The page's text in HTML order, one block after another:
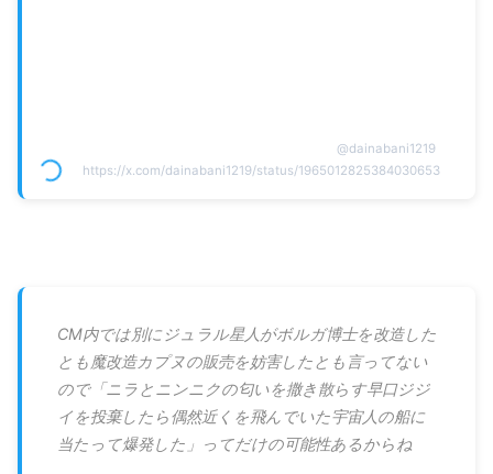
@dainabani1219
https://x.com/dainabani1219/status/1965012825384030653
CM内では別にジュラル星人がボルガ博士を改造した
とも魔改造カプヌの販売を妨害したとも言ってない
ので「ニラとニンニクの匂いを撒き散らす早口ジジ
イを投棄したら偶然近くを飛んでいた宇宙人の船に
当たって爆発した」ってだけの可能性あるからね